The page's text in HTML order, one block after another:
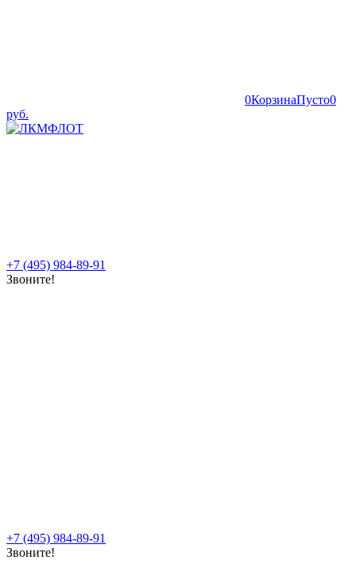
0КорзинаПусто0
руб.
+7 (495) 984-89-91
Звоните!
+7 (495) 984-89-91
Звоните!